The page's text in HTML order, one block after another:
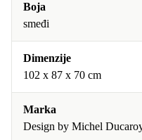
Boja
smeđi
Dimenzije
102 x 87 x 70 cm
Marka
Design by Michel